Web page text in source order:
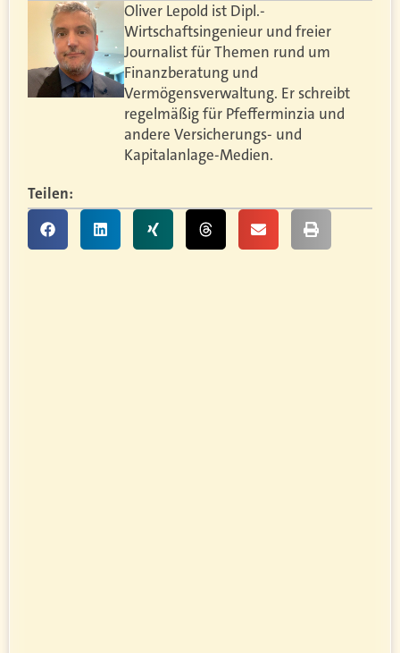
Oliver Lepold ist Dipl.-
Wirtschaftsingenieur und freier
Journalist für Themen rund um
Finanzberatung und
Vermögensverwaltung. Er schreibt
regelmäßig für Pfefferminzia und
andere Versicherungs- und
Kapitalanlage-Medien.
Teilen: